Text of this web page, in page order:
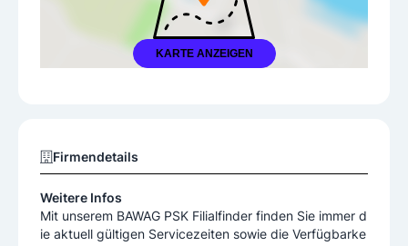
KARTE ANZEIGEN
Firmendetails
Weitere Infos
Mit unserem BAWAG PSK Filialfinder finden Sie immer d
ie aktuell gültigen Servicezeiten sowie die Verfügbarke